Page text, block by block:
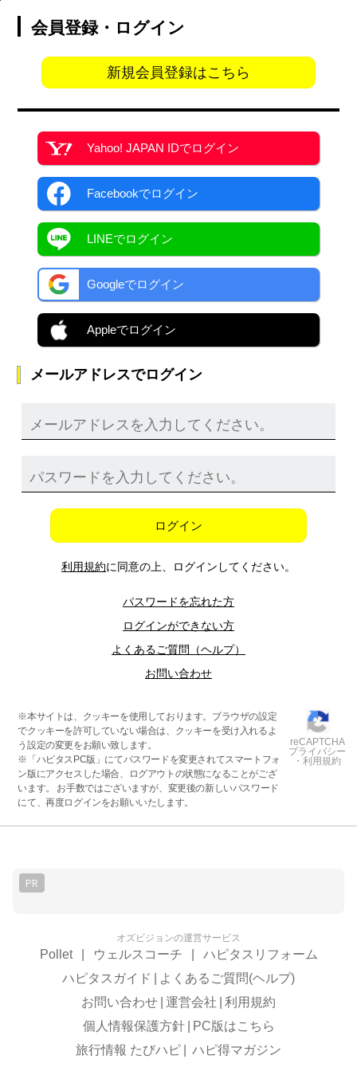
会員登録・ログイン
新規会員登録はこちら
Yahoo! JAPAN IDでログイン
Facebookでログイン
LINEでログイン
Googleでログイン
Appleでログイン
メールアドレスでログイン
ログイン
利用規約に同意の上、ログインしてください。
パスワードを忘れた方
ログインができない方
よくあるご質問（ヘルプ）
お問い合わせ
※本サイトは、クッキーを使用しております。ブラウザの設定
でクッキーを許可していない場合は、クッキーを受け入れるよ
う設定の変更をお願い致します。
※「ハピタスPC版」にてパスワードを変更されてスマートフォ
ン版にアクセスした場合、ログアウトの状態になることがござ
います。 お手数ではございますが、変更後の新しいパスワード
にて、再度ログインをお願いいたします。
reCAPTCHA
プライバシー
・利用規約
PR
オズビジョンの運営サービス
Pollet ウェルスコーチ
ハピタスリフォーム
ハピタスガイド
よくあるご質問(ヘルプ)
お問い合わせ 運営会社
利用規約
個人情報保護方針
PC版はこちら
旅行情報 たびハピ
ハピ得マガジン